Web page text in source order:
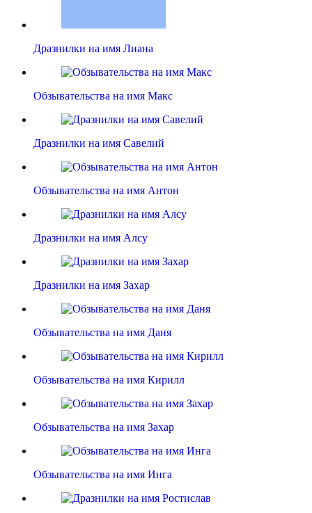
Дразнилки на имя Лиана
Обзывательства на имя Макс
Дразнилки на имя Савелий
Обзывательства на имя Антон
Дразнилки на имя Алсу
Дразнилки на имя Захар
Обзывательства на имя Даня
Обзывательства на имя Кирилл
Обзывательства на имя Захар
Обзывательства на имя Инга